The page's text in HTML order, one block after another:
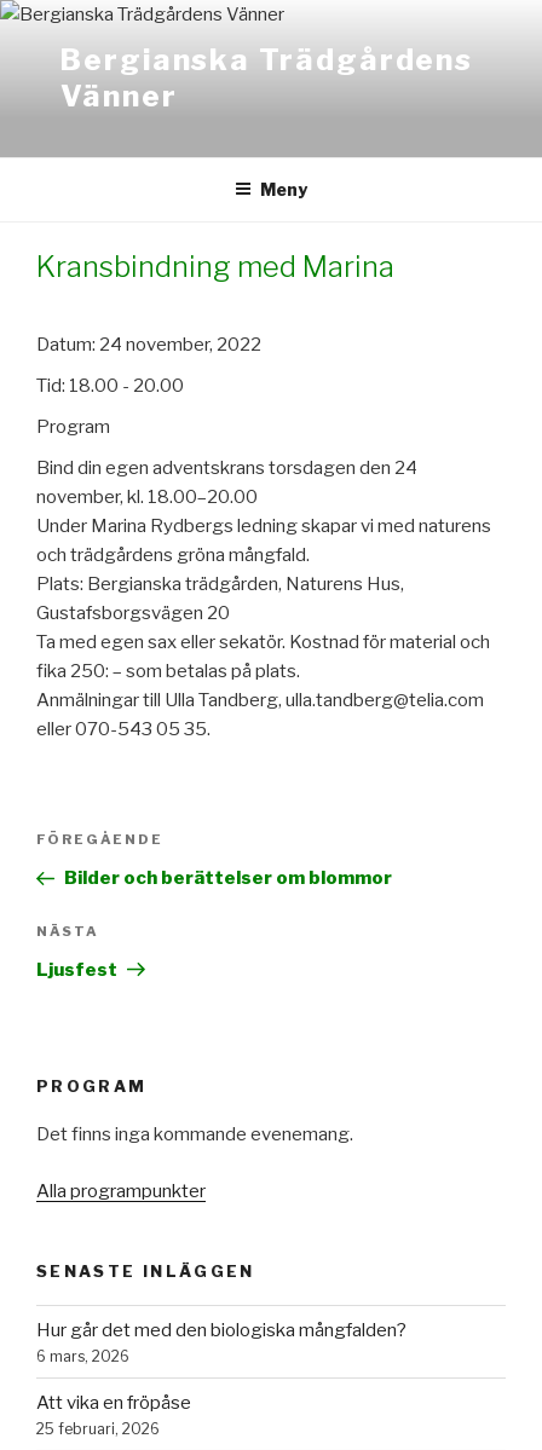
Hoppa
Bergianska Trädgårdens
Vänner
Meny
Kransbindning med Marina
Datum: 24 november, 2022
Tid: 18.00 - 20.00
Program
Bind din egen adventskrans torsdagen den 24
november, kl. 18.00–20.00
Under Marina Rydbergs ledning skapar vi med naturens
och trädgårdens gröna mångfald.
Plats: Bergianska trädgården, Naturens Hus,
Gustafsborgsvägen 20
Ta med egen sax eller sekatör. Kostnad för material och
fika 250: – som betalas på plats.
Anmälningar till Ulla Tandberg, ulla.tandberg@telia.com
eller 070-543 05 35.
Inläggsnavigering
Föregående
inlägg
FÖREGÅENDE
Bilder och berättelser om blommor
Nästa
inlägg
NÄSTA
Ljusfest
PROGRAM
Det finns inga kommande evenemang.
Alla programpunkter
SENASTE INLÄGGEN
Hur går det med den biologiska mångfalden?
6 mars, 2026
Att vika en fröpåse
25 februari, 2026